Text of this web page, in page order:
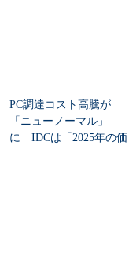
PC調達コスト高騰が
「ニューノーマル」
に IDCは「2025年の価